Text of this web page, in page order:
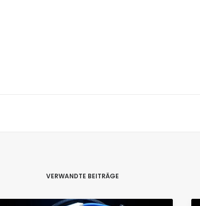
VERWANDTE BEITRÄGE